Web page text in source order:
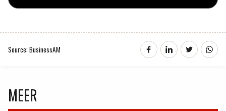
Source: BusinessAM
MEER